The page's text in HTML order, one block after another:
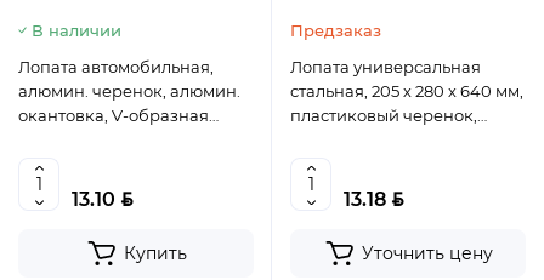
Хит продаж
В наличии
Лопата автомобильная,
алюмин. черенок, алюмин.
окантовка, V-образная
61586
13.10 BYN
Купить
Предзаказ
Лопата универсальная
стальная, 205 х 280 х 640 мм,
пластиковый черенок,
13.18 BYN
Уточнить цену